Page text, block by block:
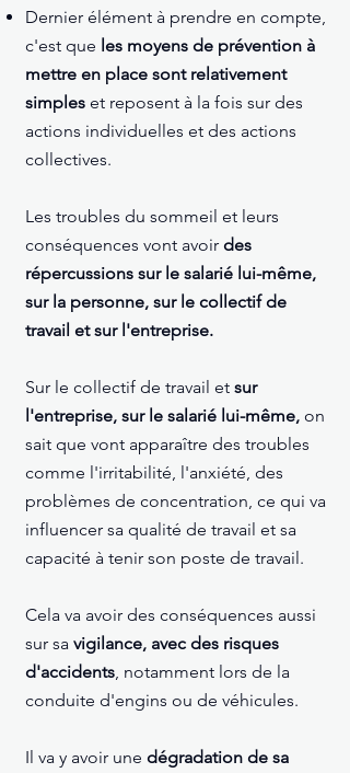
Dernier élément à prendre en compte,
c'est que les moyens de prévention à
mettre en place sont relativement
simples et reposent à la fois sur des
actions individuelles et des actions
collectives.
Les troubles du sommeil et leurs
conséquences vont avoir des
répercussions sur le salarié lui-même,
sur la personne, sur le collectif de
travail et sur l'entreprise.
Sur le collectif de travail et sur
l'entreprise, sur le salarié lui-même, on
sait que vont apparaître des troubles
comme l'irritabilité, l'anxiété, des
problèmes de concentration, ce qui va
influencer sa qualité de travail et sa
capacité à tenir son poste de travail.
Cela va avoir des conséquences aussi
sur sa vigilance, avec des risques
d'accidents, notamment lors de la
conduite d'engins ou de véhicules.
Il va y avoir une dégradation de sa